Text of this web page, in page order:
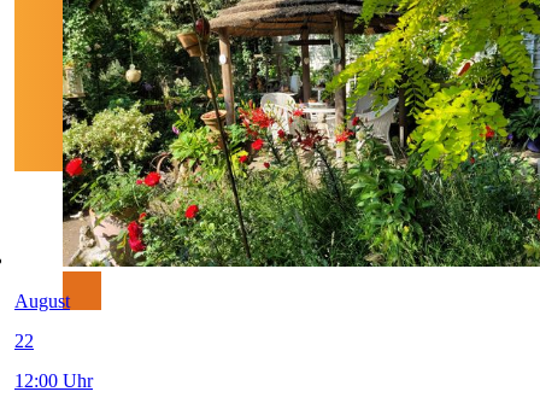
August
22
12:00 Uhr